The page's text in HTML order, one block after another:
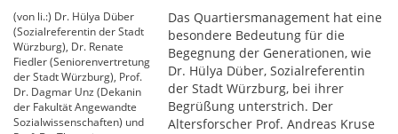
(von li.:) Dr. Hülya Düber
(Sozialreferentin der Stadt
Würzburg), Dr. Renate
Fiedler (Seniorenvertretung
der Stadt Würzburg), Prof.
Dr. Dagmar Unz (Dekanin
der Fakultät Angewandte
Sozialwissenschaften) und
Das Quartiersmanagement hat eine
besondere Bedeutung für die
Begegnung der Generationen, wie
Dr. Hülya Düber, Sozialreferentin
der Stadt Würzburg, bei ihrer
Begrüßung unterstrich. Der
Altersforscher Prof. Andreas Kruse